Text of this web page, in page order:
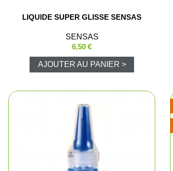
Vestes et gilets
T-shirts et polos
Veste Pluie
Ponchos
Pantalons Pluie
LIQUIDE SUPER GLISSE SENSAS
SENSAS
6,50 €
AJOUTER AU PANIER >